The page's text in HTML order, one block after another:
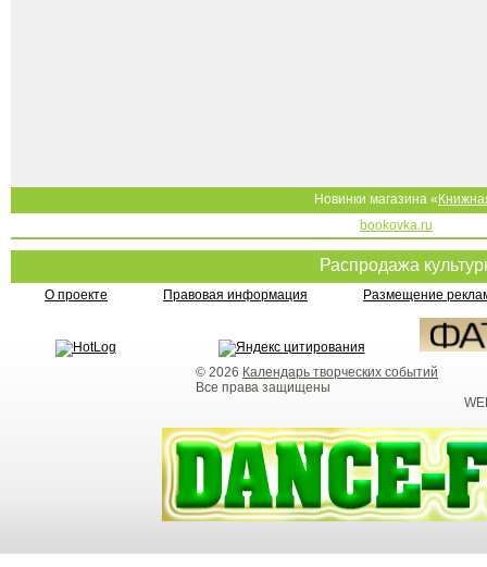
Новинки магазина «
bookovka.ru
Распродажа
О проекте Правовая информация Размещение
© 2026 Календарь творческих событий
Все права защищены